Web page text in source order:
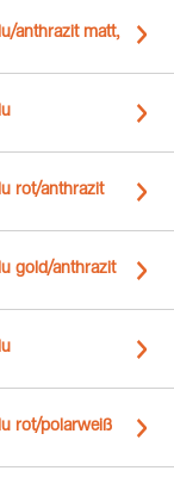
anthrazit matt,
rot/anthrazit
gold/anthrazit
rot/polarweiß